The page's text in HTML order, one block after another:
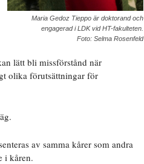
Maria Gedoz Tieppo är doktorand och
engagerad i LDK vid HT-fakulteten.
Foto: Selma Rosenfeld
lätt bli missförstånd när
olika förutsättningar för
av samma kårer som andra
i kåren.